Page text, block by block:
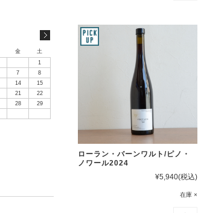
ローラン・バーンワルト/ピノ・
ノワール2024
¥5,940(税込)
在庫 ×
金
土
1
7
8
14
15
21
22
28
29